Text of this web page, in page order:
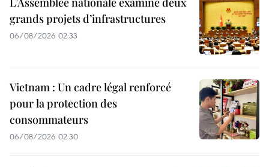
grands projets d’infrastructures
06/08/2026 02:33
Vietnam : Un cadre légal renforcé
pour la protection des
consommateurs
06/08/2026 02:30